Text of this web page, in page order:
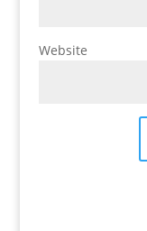
Website